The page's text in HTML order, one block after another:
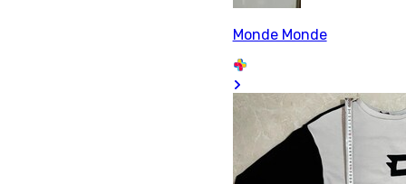
Monde Monde